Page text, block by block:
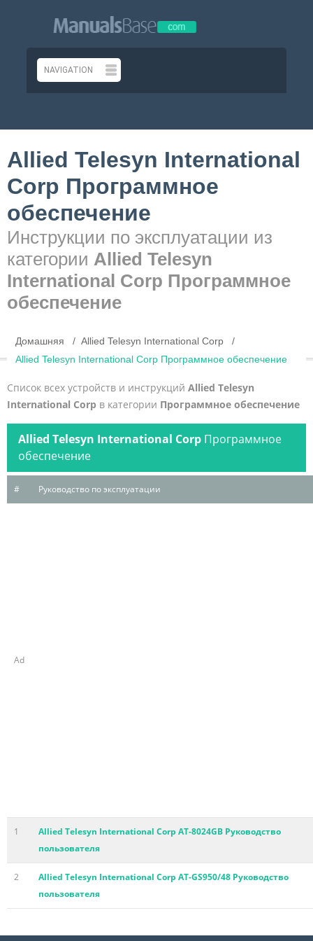
Allied Telesyn International
Corp Программное
обеспечение
Инструкции по эксплуатации из
категории Allied Telesyn
International Corp Программное
обеспечение
Домашняя
Allied Telesyn International Corp
Allied Telesyn International Corp Программное обеспечение
Список всех устройств и инструкций Allied Telesyn
International Corp в категории Программное обеспечение
Allied Telesyn International Corp Программное
обеспечение
# Руководство по эксплуатации
Ad
1
Allied Telesyn International Corp AT-8024GB Руководство
пользователя
2
Allied Telesyn International Corp AT-GS950/48 Руководство
пользователя